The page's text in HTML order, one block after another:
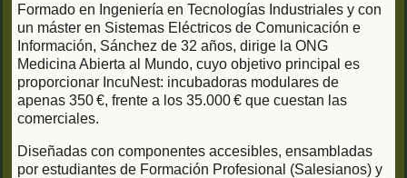
Formado en Ingeniería en Tecnologías Industriales y con
un máster en Sistemas Eléctricos de Comunicación e
Información, Sánchez de 32 años, dirige la ONG
Medicina Abierta al Mundo, cuyo objetivo principal es
proporcionar IncuNest: incubadoras modulares de
apenas 350 €, frente a los 35.000 € que cuestan las
comerciales.
Diseñadas con componentes accesibles, ensambladas
por estudiantes de Formación Profesional (Salesianos) y